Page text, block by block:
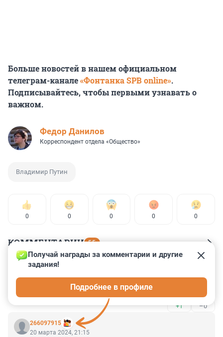
Больше новостей в нашем официальном
телеграм-канале«Фонтанка SPB online».
Подписывайтесь, чтобы первыми узнавать о
важном.
Федор Данилов
Корреспондент отдела «Общество»
Владимир Путин
0 0 0 0 0
КОММЕНТАРИИ 55
Гость
А мы еще не начинали
+1 –0
266097915
Получай награды за комментарии и другие
задания!
Подробнее в профиле
20 марта 2024, 21:15